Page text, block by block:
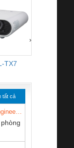
TX7
›
tất cả